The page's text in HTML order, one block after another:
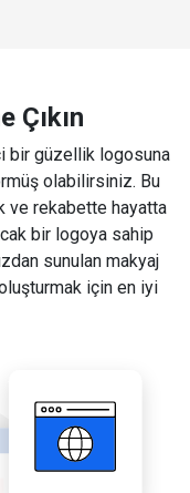
Çıkın
bir güzellik logosuna
olabilirsiniz. Bu
ve rekabette hayatta
bir logoya sahip
sunulan makyaj
için en iyi